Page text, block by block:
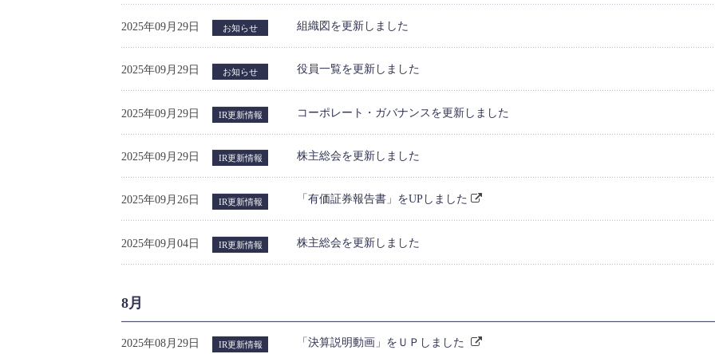
2025年09月29日 お知らせ 組織図を更新しました
2025年09月29日 お知らせ 役員一覧を更新しました
2025年09月29日 IR更新情報 コーポレート・ガバナンスを更新しました
2025年09月29日 IR更新情報 株主総会を更新しました
2025年09月26日 IR更新情報 「有価証券報告書」をUPしました
2025年09月04日 IR更新情報 株主総会を更新しました
8月
2025年08月29日 IR更新情報 「決算説明動画」をＵＰしました